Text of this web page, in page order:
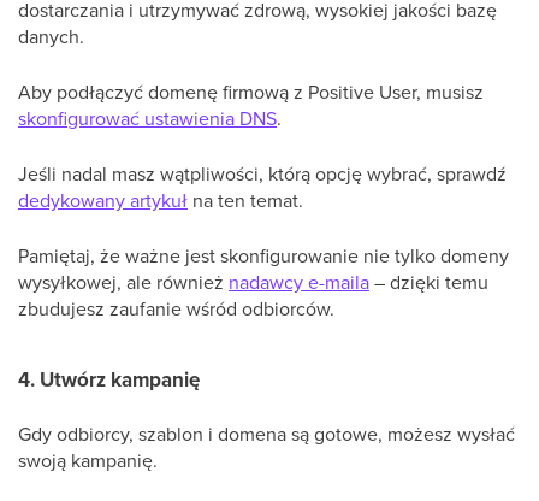
dostarczania i utrzymywać zdrową, wysokiej jakości bazę
danych.
Aby podłączyć domenę firmową z Positive User, musisz
skonfigurować ustawienia DNS.
Jeśli nadal masz wątpliwości, którą opcję wybrać, sprawdź
dedykowany artykuł na ten temat.
Pamiętaj, że ważne jest skonfigurowanie nie tylko domeny
wysyłkowej, ale również nadawcy e-maila– dzięki temu
zbudujesz zaufanie wśród odbiorców.
4. Utwórz kampanię
Gdy odbiorcy, szablon i domena są gotowe, możesz wysłać
swoją kampanię.